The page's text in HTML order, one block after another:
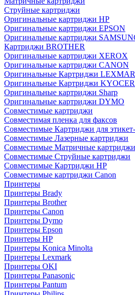
Струйные картриджи
Оригинальные картриджи HP
Оригинальные картриджи EPSON
Оригинальные картриджи
Картриджи BROTHER
Оригинальные картриджи XEROX
Оригинальные картриджи CANON
Оригинальные Картриджи
Оригинальные Картриджи
Оригинальные картриджи Sharp
Оригинальные картриджи DYMO
Совместимые картриджи
Совместимая пленка для факсов
Совместимые Картриджи для
Совместимые Лазерные картриджи
Совместимые Матричные картриджи
Совместимые Струйные картриджи
Совместимые Картриджи HP
Совместимые картриджи Canon
Принтеры
Принтеры Brady
Принтеры Brother
Принтеры Canon
Принтеры Dymo
Принтеры Epson
Принтеры HP
Принтеры Konica Minolta
Принтеры Lexmark
Принтеры OKI
Принтеры Panasonic
Принтеры Pantum